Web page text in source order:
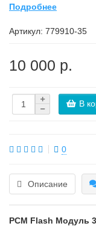
Подробнее
Артикул: 779910-35
10 000 р.
В
0
Описание
PCM Flash Модуль